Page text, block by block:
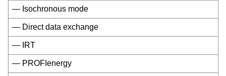
— Isochronous mode
— Direct data exchange
— IRT
— PROFIenergy